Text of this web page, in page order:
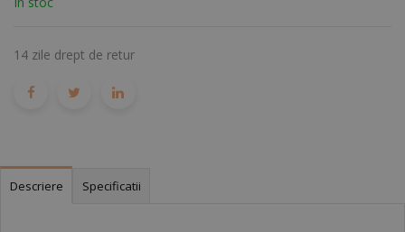
14 zile drept de retur
Descriere Specificatii